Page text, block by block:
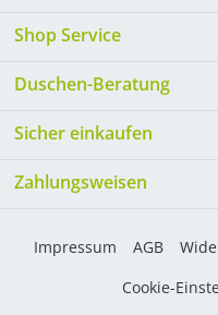
Shop Service
Duschen-Beratung
Sicher einkaufen
Zahlungsweisen
Impressum AGB
Cookie-